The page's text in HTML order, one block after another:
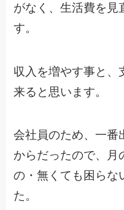
がなく、生活費を見
す。
収入を増やす事と、
来ると思います。
会社員のため、一番
からだったので、月
の・無くても困らな
た。